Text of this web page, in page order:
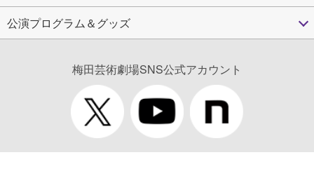
公演プログラム＆グッズ
梅田芸術劇場SNS公式アカウント